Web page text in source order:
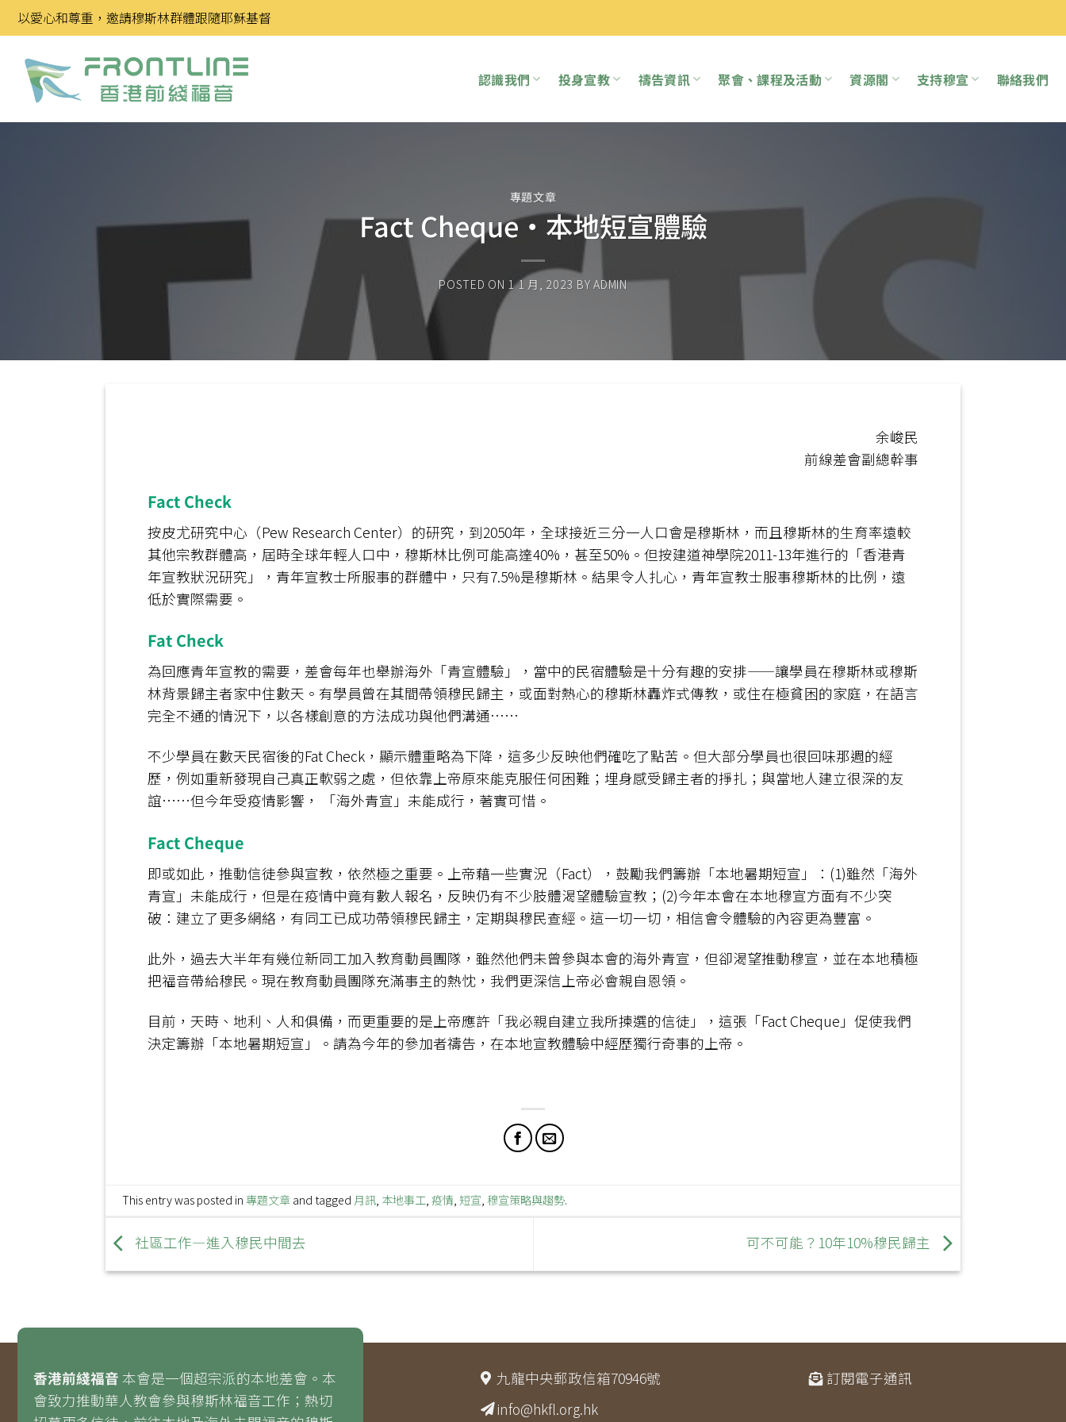
Skip
to
content
以愛心和尊重，邀請穆斯林群體跟隨耶穌基督
認識我們 投身宣教 禱告資訊 聚會、課程及活動 資源閣 支持穆宣 聯絡我們
專題文章
Fact Cheque‧本地短宣體驗
POSTED ON 1 1 月, 2023 BYADMIN
余峻民
前線差會副總幹事
Fact Check
按皮尤研究中心（Pew Research Center）的研究，到2050年，全球接近三分一人口會是穆斯林，而且穆斯林的生育率遠較
其他宗教群體高，屆時全球年輕人口中，穆斯林比例可能高達40%，甚至50%。但按建道神學院2011-13年進行的「香港青
年宣教狀況研究」，青年宣教士所服事的群體中，只有7.5%是穆斯林。結果令人扎心，青年宣教士服事穆斯林的比例，遠
低於實際需要。
Fat Check
為回應青年宣教的需要，差會每年也舉辦海外「青宣體驗」，當中的民宿體驗是十分有趣的安排——讓學員在穆斯林或穆斯
林背景歸主者家中住數天。有學員曾在其間帶領穆民歸主，或面對熱心的穆斯林轟炸式傳教，或住在極貧困的家庭，在語言
完全不通的情況下，以各樣創意的方法成功與他們溝通……
不少學員在數天民宿後的Fat Check，顯示體重略為下降，這多少反映他們確吃了點苦。但大部分學員也很回味那週的經
歷，例如重新發現自己真正軟弱之處，但依靠上帝原來能克服任何困難；埋身感受歸主者的掙扎；與當地人建立很深的友
誼……但今年受疫情影響， 「海外青宣」未能成行，著實可惜。
Fact Cheque
即或如此，推動信徒參與宣教，依然極之重要。上帝藉一些實況（Fact），鼓勵我們籌辦「本地暑期短宣」：(1)雖然「海外
青宣」未能成行，但是在疫情中竟有數人報名，反映仍有不少肢體渴望體驗宣教；(2)今年本會在本地穆宣方面有不少突
破：建立了更多網絡，有同工已成功帶領穆民歸主，定期與穆民查經。這一切一切，相信會令體驗的內容更為豐富。
此外，過去大半年有幾位新同工加入教育動員團隊，雖然他們未曾參與本會的海外青宣，但卻渴望推動穆宣，並在本地積極
把福音帶給穆民。現在教育動員團隊充滿事主的熱忱，我們更深信上帝必會親自恩領。
目前，天時、地利、人和俱備，而更重要的是上帝應許「我必親自建立我所揀選的信徒」，這張「Fact Cheque」促使我們
決定籌辦「本地暑期短宣」。請為今年的參加者禱告，在本地宣教體驗中經歷獨行奇事的上帝。
This entry was posted in 專題文章and tagged 月訊, 本地事工, 疫情, 短宣, 穆宣策略與趨勢.
社區工作—進入穆民中間去 可不可能？10年10%穆民歸主
香港前綫福音 本會是一個超宗派的本地差會。本
會致力推動華人教會參與穆斯林福音工作；熱切
九龍中央郵政信箱70946號
info@hkfl.org.hk
訂閱電子通訊